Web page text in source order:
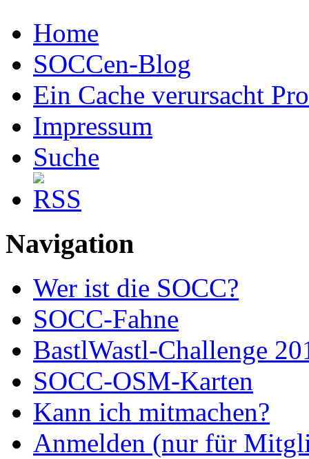
Home
SOCCen-Blog
Ein Cache verursacht
Impressum
Suche
Navigation
Wer ist die SOCC?
SOCC-Fahne
BastlWastl-Challenge
SOCC-OSM-Karten
Kann ich mitmachen?
Anmelden (nur für